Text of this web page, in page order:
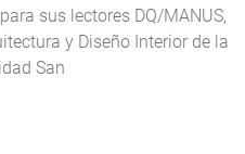
sus lectores DQ/MANUS,
y Diseño Interior de la
San